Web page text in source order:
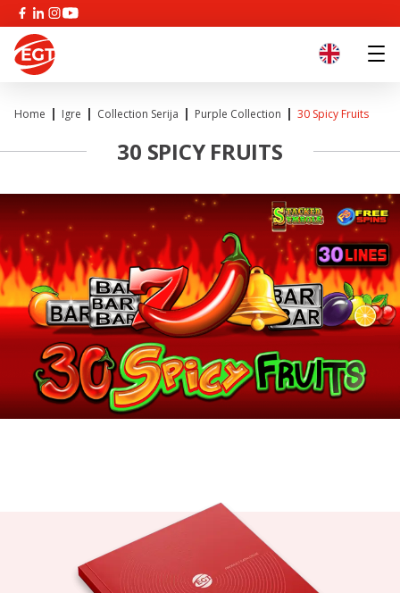
Home Igre Collection Serija Purple Collection 30 Spicy Fruits
30 SPICY FRUITS